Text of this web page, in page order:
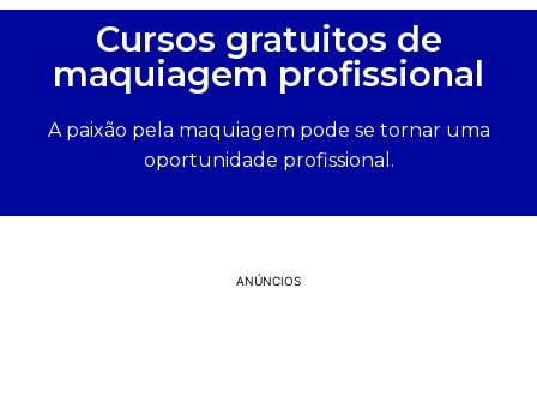
Cursos gratuitos de
maquiagem profissional
A paixão pela maquiagem pode se tornar uma
oportunidade profissional.
ANÚNCIOS